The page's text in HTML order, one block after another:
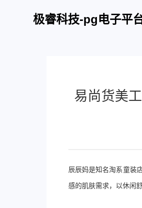
极睿科技-pg电子平
易尚货美
辰辰妈是知名淘系童装
感的肌肤需求，以休闲